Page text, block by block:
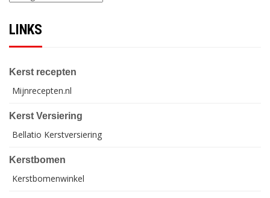
LINKS
Kerst recepten
Mijnrecepten.nl
Kerst Versiering
Bellatio Kerstversiering
Kerstbomen
Kerstbomenwinkel